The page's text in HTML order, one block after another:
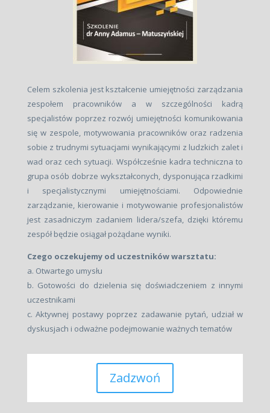
Celem szkolenia jest kształcenie umiejętności zarządzania
zespołem pracowników a w szczególności kadrą
specjalistów poprzez rozwój umiejętności komunikowania
się w zespole, motywowania pracowników oraz radzenia
sobie z trudnymi sytuacjami wynikającymi z ludzkich zalet i
wad oraz cech sytuacji. Współcześnie kadra techniczna to
grupa osób dobrze wykształconych, dysponująca rzadkimi
i specjalistycznymi umiejętnościami. Odpowiednie
zarządzanie, kierowanie i motywowanie profesjonalistów
jest zasadniczym zadaniem lidera/szefa, dzięki któremu
zespół będzie osiągał pożądane wyniki.
Czego oczekujemy od uczestników warsztatu:
a. Otwartego umysłu
b. Gotowości do dzielenia się doświadczeniem z innymi
uczestnikami
c. Aktywnej postawy poprzez zadawanie pytań, udział w
dyskusjach i odważne podejmowanie ważnych tematów
Zadzwoń